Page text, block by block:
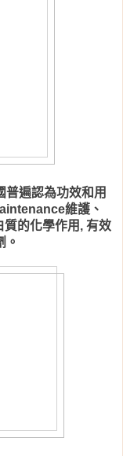
普遍認為功效和用
維護、
質的化學作用, 有效